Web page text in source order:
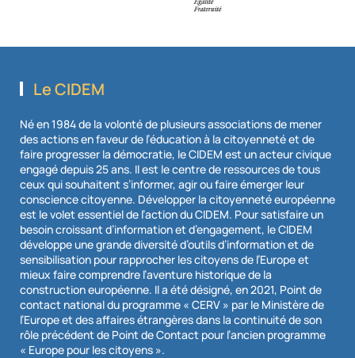
Le CIDEM
Né en 1984 de la volonté de plusieurs associations de mener
des actions en faveur de l’éducation à la citoyenneté et de
faire progresser la démocratie, le CIDEM est un acteur civique
engagé depuis 25 ans. Il est le centre de ressources de tous
ceux qui souhaitent s’informer, agir ou faire émerger leur
conscience citoyenne. Développer la citoyenneté européenne
est le volet essentiel de l’action du CIDEM. Pour satisfaire un
besoin croissant d’information et d’engagement, le CIDEM
développe une grande diversité d’outils d’information et de
sensibilisation pour rapprocher les citoyens de l’Europe et
mieux faire comprendre l’aventure historique de la
construction européenne. Il a été désigné, en 2021, Point de
contact national du programme « CERV » par le Ministère de
l’Europe et des affaires étrangères dans la continuité de son
rôle précédent de Point de Contact pour l’ancien programme
« Europe pour les citoyens ».